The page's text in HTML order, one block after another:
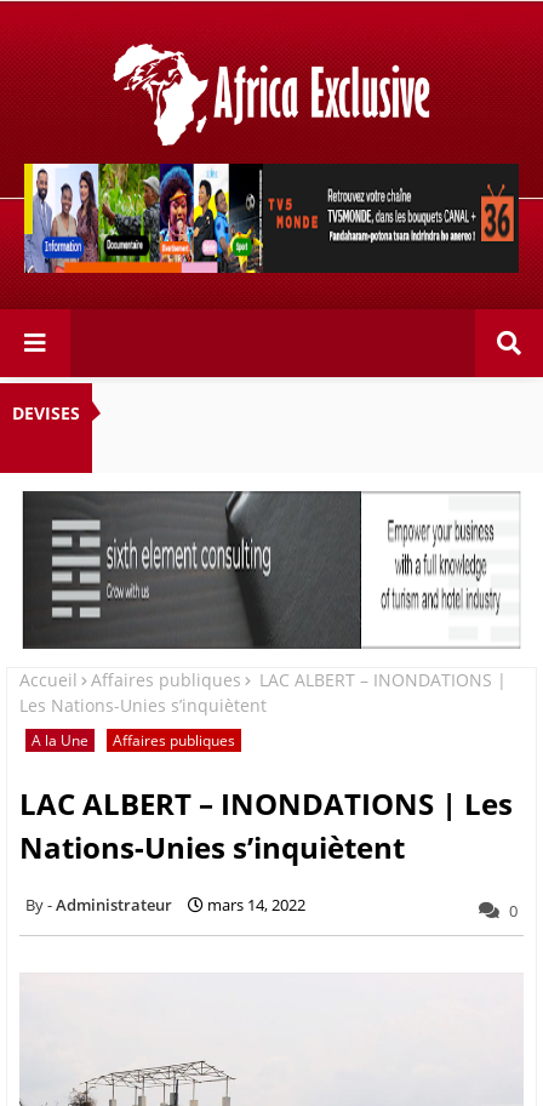
Retrouvez votre chaîne @TV5MONDE, dans les bouquets
CANAL+ 36 . Fandaharam-potoana tsara indrindra ho
anareo!
DEVISES
Accueil Affaires publiques
LAC ALBERT – INONDATIONS |
Les Nations-Unies s’inquiètent
A la Une Affaires publiques
LAC ALBERT – INONDATIONS | Les
Nations-Unies s’inquiètent
Administrateur mars 14, 2022 0